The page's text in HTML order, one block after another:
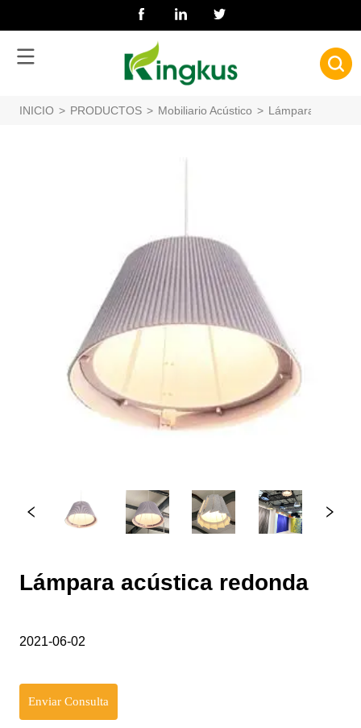
INICIO > PRODUCTOS > Mobiliario Acústico > Lámparas
Lámpara acústica redonda
2021-06-02
Enviar Consulta